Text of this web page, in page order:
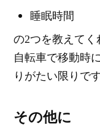
睡眠時間
の2つを教えてく
自転車で移動時
りがたい限りです
その他に